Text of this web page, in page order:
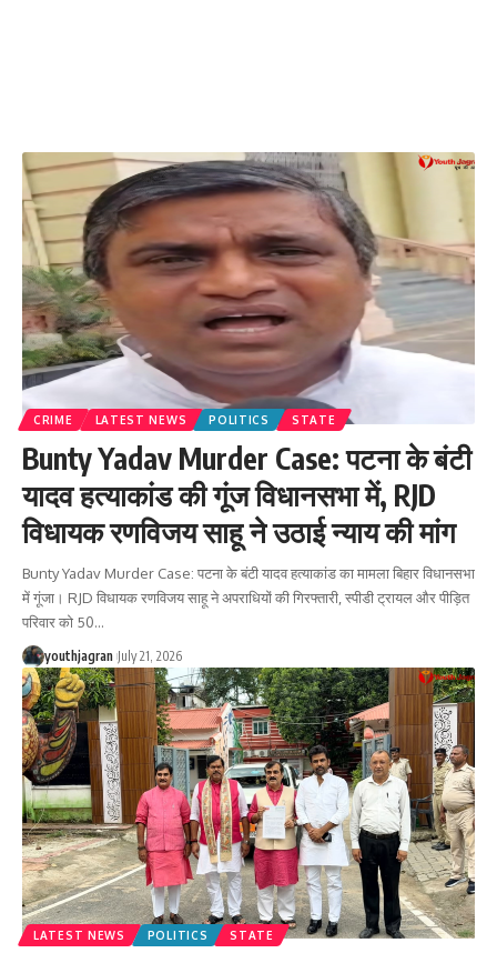
CRIME LATEST NEWS POLITICS STATE
Bunty Yadav Murder Case: पटना के बंटी
यादव हत्याकांड की गूंज विधानसभा में, RJD
विधायक रणविजय साहू ने उठाई न्याय की मांग
Bunty Yadav Murder Case: पटना के बंटी यादव हत्याकांड का मामला बिहार विधानसभा
में गूंजा। RJD विधायक रणविजय साहू ने अपराधियों की गिरफ्तारी, स्पीडी ट्रायल और पीड़ित
परिवार को 50…
youthjagran July 21, 2026
LATEST NEWS POLITICS STATE